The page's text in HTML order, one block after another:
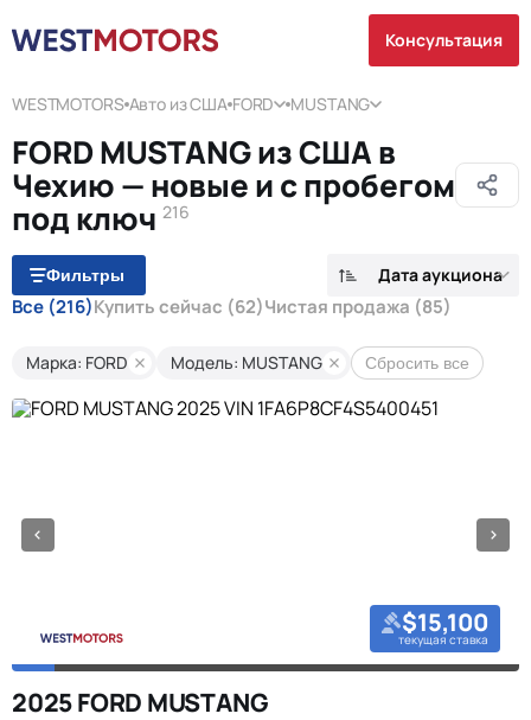
Консультация
WESTMOTORS Авто из США FORD MUSTANG
FORD MUSTANG из США в
Чехию — новые и с пробегом
под ключ 216
Фильтры Дата аукциона
Все (216)Купить сейчас (62)Чистая продажа (85)
Марка: FORD Модель: MUSTANG Сбросить все
$15,100
текущая ставка
2025 FORD MUSTANG